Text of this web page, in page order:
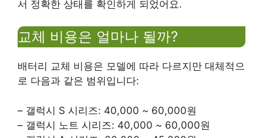
서 정확한 상태를 확인하게 되었어요.
교체 비용은 얼마나 될까?
배터리 교체 비용은 모델에 따라 다르지만 대체적으
로 다음과 같은 범위입니다:
– 갤럭시 S 시리즈: 40,000 ~ 60,000원
– 갤럭시 노트 시리즈: 40,000 ~ 60,000원